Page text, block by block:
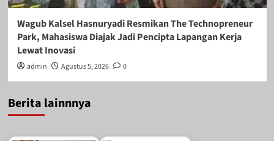
Wagub Kalsel Hasnuryadi Resmikan The Technopreneur
Park, Mahasiswa Diajak Jadi Pencipta Lapangan Kerja
Lewat Inovasi
admin Agustus 5, 2026 0
Berita lainnnya